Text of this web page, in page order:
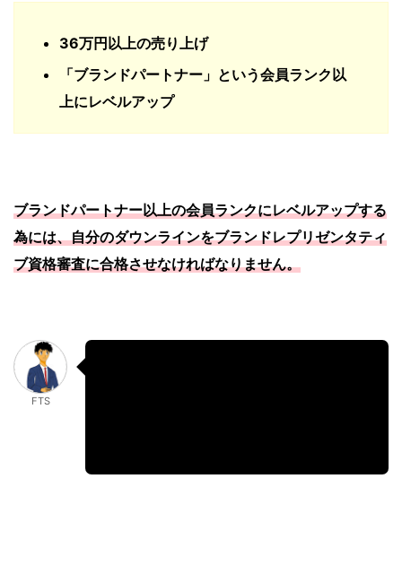
36万円以上の売り上げ
「ブランドパートナー」という会員ランク以
上にレベルアップ
ブランドパートナー以上の会員ランクにレベルアップする
為には、自分のダウンラインをブランドレプリゼンタティ
ブ資格審査に合格させなければなりません。
FTS